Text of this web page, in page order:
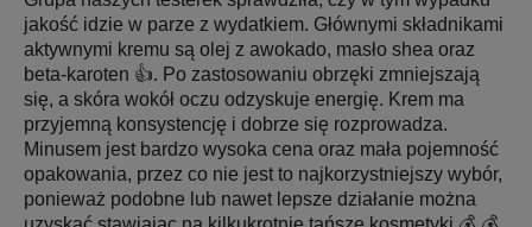
jakość idzie w parze z wydatkiem. Głównymi składnikami
aktywnymi kremu są olej z awokado, masło shea oraz
beta-karoten 👍. Po zastosowaniu obrzęki zmniejszają
się, a skóra wokół oczu odzyskuje energię. Krem ma
przyjemną konsystencję i dobrze się rozprowadza.
Minusem jest bardzo wysoka cena oraz mała pojemność
opakowania, przez co nie jest to najkorzystniejszy wybór,
ponieważ podobne lub nawet lepsze działanie można